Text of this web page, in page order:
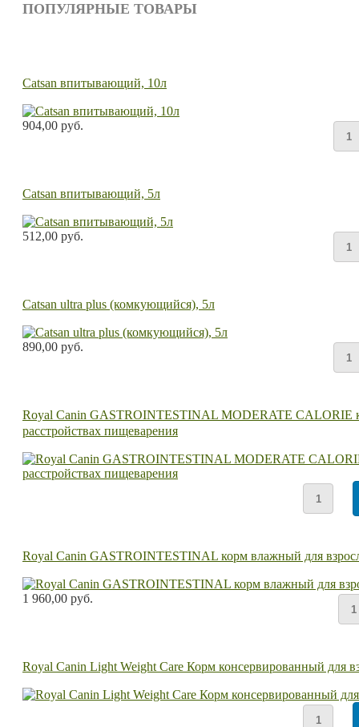
ПОПУЛЯРНЫЕ ТОВАРЫ
Catsan впитывающий, 10л
904,00 руб.
Catsan впитывающий, 5л
512,00 руб.
Catsan ultra plus (комкующийся), 5л
890,00 руб.
Royal Canin GASTROINTESTINAL MODERATE CALORIE
расстройствах пищеварения
Royal Canin GASTROINTESTINAL корм влажный для
1 960,00 руб.
Royal Canin Light Weight Care Корм консервированный для